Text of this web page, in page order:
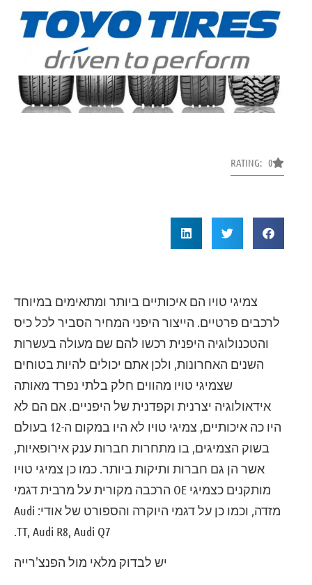
RATING: 0
צמיגי טויו הם איכותיים ביותר ומתאימים במיוחד
לרכבים פרטיים. הייצור היפני המחיר הסביר לכל כיס
והטכנולוגיה היפנית רכשו להם שם מעולה בעשרות
השנים האחרונות, ולכן אתם יכולים להיות בטוחים
שצמיגי טויו מהווים חלק בלתי נפרד מאותה
אידאולוגיה יצרנית וקפדנית של היפניים. אם הם לא
היו כה איכותיים, צמיגי טויו לא היו במקום ה-12 בעולם
בשוק הצמיגים, בו מתחרות חברות ענק אירופאיות,
אשר הן גם חברות ותיקות ביותר. כמו כן צמיגי טויו
מותקנים כצמיגי OE הרכבה מקורית על מרבית דגמי
מזדה, וכמו כן על דגמי היוקרה והספורט של אודי: Audi
TT, Audi R8, Audi Q7.
יש לבדוק מלאי מול הפנצ'רייה